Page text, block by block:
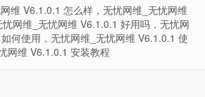
维 V6.1.0.1 怎么样，无忧网维_无忧网维
网维_无忧网维 V6.1.0.1 好用吗，无忧网
何使用，无忧网维_无忧网维 V6.1.0.1 使
网维 V6.1.0.1 安装教程